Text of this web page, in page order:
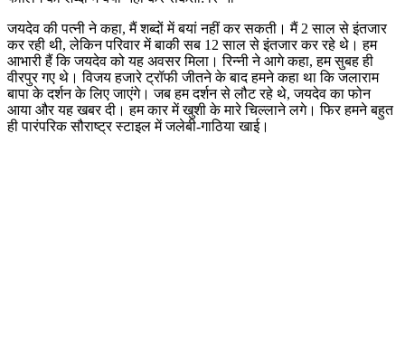
जयदेव की पत्नी ने कहा, मैं शब्दों में बयां नहीं कर सकती। मैं 2 साल से इंतजार
कर रही थी, लेकिन परिवार में बाकी सब 12 साल से इंतजार कर रहे थे। हम
आभारी हैं कि जयदेव को यह अवसर मिला। रिन्नी ने आगे कहा, हम सुबह ही
वीरपुर गए थे। विजय हजारे ट्रॉफी जीतने के बाद हमने कहा था कि जलाराम
बापा के दर्शन के लिए जाएंगे। जब हम दर्शन से लौट रहे थे, जयदेव का फोन
आया और यह खबर दी। हम कार में खुशी के मारे चिल्लाने लगे। फिर हमने बहुत
ही पारंपरिक सौराष्ट्र स्टाइल में जलेबी-गाठिया खाई।